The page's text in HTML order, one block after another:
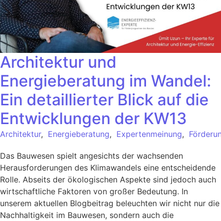
Architektur und
Energieberatung im Wandel:
Ein detaillierter Blick auf die
Entwicklungen der KW13
Architektur, Energieberatung, Expertenmeinung,
Das Bauwesen spielt angesichts der wachsenden
Herausforderungen des Klimawandels eine entscheidende
Rolle. Abseits der ökologischen Aspekte sind jedoch auch
wirtschaftliche Faktoren von großer Bedeutung. In
unserem aktuellen Blogbeitrag beleuchten wir nicht nur die
Nachhaltigkeit im Bauwesen, sondern auch die